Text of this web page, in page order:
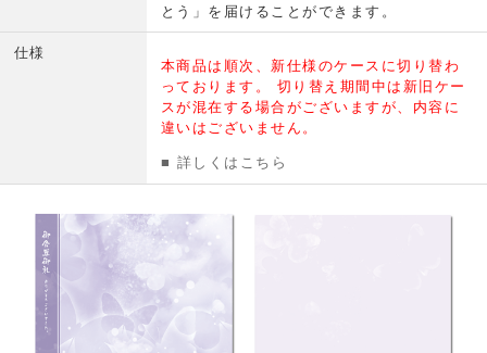
とう」を届けることができます。
仕様
本商品は順次、新仕様のケースに切り替わ
っております。 切り替え期間中は新旧ケー
スが混在する場合がございますが、内容に
違いはございません。
■ 詳しくはこちら